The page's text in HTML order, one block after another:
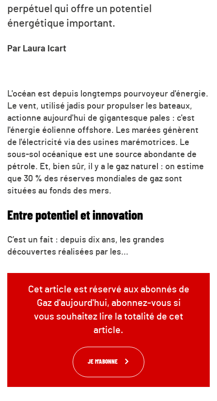
perpétuel qui offre un potentiel
énergétique important.
Par Laura Icart
L'océan est depuis longtemps pourvoyeur d'énergie.
Le vent, utilisé jadis pour propulser les bateaux,
actionne aujourd'hui de gigantesque pales : c'est
l'énergie éolienne offshore. Les marées génèrent
de l'électricité via des usines marémotrices. Le
sous-sol océanique est une source abondante de
pétrole. Et, bien sûr, il y a le gaz naturel : on estime
que 30 % des réserves mondiales de gaz sont
situées au fonds des mers.
Entre potentiel et innovation
C’est un fait : depuis dix ans, les grandes
découvertes réalisées par les...
Cet article est réservé aux abonnés de
Gaz d'aujourd'hui, abonnez-vous si
vous souhaitez lire la totalité de cet
article.
JE M'ABONNE